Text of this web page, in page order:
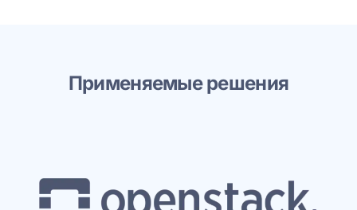
Применяемые решения